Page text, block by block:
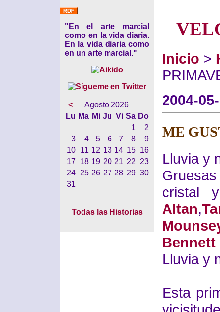
"En el arte marcial
como en la vida diaria.
En la vida diaria como
en un arte marcial."
<
Agosto 2026
Lu Ma Mi Ju Vi Sa Do
1
2
3
4 5 6 7 8
9
10
11 12 13 14 15
16
17
18 19 20 21 22
23
24
25 26 27 28 29 30
31
Todas las Historias
Inicio >
2004-
ME
Lluvia y
cristal
Altan,
Bennett
Lluvia y
Esta